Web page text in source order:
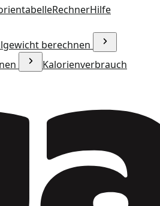
RechnerHilfe
berechnen
Kalorienverbrauch